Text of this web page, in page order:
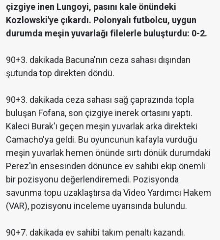
çizgiye inen Lungoyi, pasını kale önündeki
Kozlowski'ye çıkardı. Polonyalı futbolcu, uygun
durumda meşin yuvarlağı filelerle buluşturdu: 0-2.
90+3. dakikada Bacuna'nın ceza sahası dışından
şutunda top direkten döndü.
90+3. dakikada ceza sahası sağ çaprazında topla
buluşan Fofana, son çizgiye inerek ortasını yaptı.
Kaleci Burak'ı geçen meşin yuvarlak arka direkteki
Camacho'ya geldi. Bu oyuncunun kafayla vurduğu
meşin yuvarlak hemen önünde sırtı dönük durumdaki
Perez'in ensesinden dönünce ev sahibi ekip önemli
bir pozisyonu değerlendiremedi. Pozisyonda
savunma topu uzaklaştırsa da Video Yardımcı Hakem
(VAR), pozisyonu inceleme uyarısında bulundu.
90+7. dakikada ev sahibi takım penaltı kazandı.